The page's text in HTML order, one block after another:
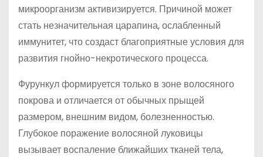
микроорганизм активизируется. Причиной может
стать незначительная царапина, ослабленный
иммунитет, что создаст благоприятные условия для
развития гнойно-некротического процесса.
Фурункул формируется только в зоне волосяного
покрова и отличается от обычных прыщей
размером, внешним видом, болезненностью.
Глубокое поражение волосяной луковицы
вызывает воспаление ближайших тканей тела,